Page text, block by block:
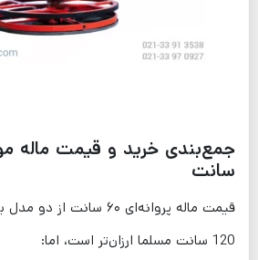
سانت
120 سانت مسلما ارزان‌تر است، اما: